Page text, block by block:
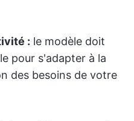
: le modèle doit
pour s'adapter à la
des besoins de votre